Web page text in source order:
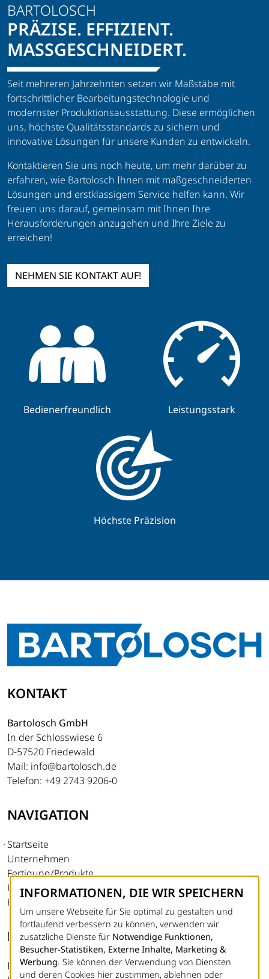
BARTOLOSCH
PRÄZISE. EFFIZIENT.
MASSGESCHNEIDERT.
Seit mehreren Jahrzehnten setzen wir Maßstäbe mit
fortschrittlicher Bearbeitungstechnologie und
modernster Produktionsausstattung. Diese ermöglichen
uns, höchste Qualitätsstandards zu sichern und
innovative Lösungen für unsere Kunden zu entwickeln.
Kontaktieren Sie uns noch heute, um mehr darüber zu
erfahren, wie Bartolosch Ihnen mit maßgeschneiderten
Lösungen und erstklassigem Service helfen kann. Wir
freuen uns darauf, gemeinsam mit Ihnen Ihre
Herausforderungen anzugehen und Ihre Ziele zu
erreichen!
NEHMEN SIE KONTAKT AUF!
Bedienerfreundlich Leistungsstark
Höchste Präzision
KONTAKT
Bartolosch GmbH
In der Schlosswiese 6
D-57520 Friedewald
Mail: info@bartolosch.de
Telefon: +49 2743 9206-0
NAVIGATION
Startseite
Unternehmen
Fertigung/Produkte
Karriere
Kontakt
RECHTLICHES
Impressum
INFORMATIONEN, DIE WIR SPEICHERN
Um unsere Webseite für Sie optimal zu gestalten und
fortlaufend verbessern zu können, verwenden wir
zusätzliche Dienste für Notwendige Funktionen,
Besucher-Statistiken, Externe Inhalte, Marketing &
Werbung. Sie können der Verwendung von Diensten
und deren Cookies hier zustimmen, ablehnen oder